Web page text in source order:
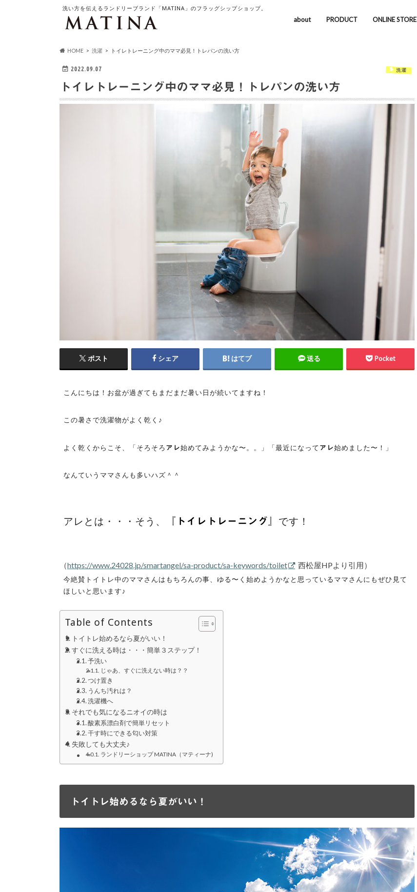
洗い方を伝えるランドリーブランド「MATINA」のフラッグシップショップ。
about PRODUCT ONLINE STORE
HOME 洗濯 トイレトレーニング中のママ必見！トレパンの洗い方
2022.09.07 洗濯
トイレトレーニング中のママ必見！トレパンの洗い方
ポスト シェア はてブ 送る Pocket
こんにちは！お盆が過ぎてもまだまだ暑い日が続いてますね！
この暑さで洗濯物がよく乾く♪
よく乾くからこそ、「そろそろ アレ始めてみようかな〜。。」「最近になって アレ始めました〜！」
なんていうママさんも多いハズ＾＾
アレとは・・・そう、 『トイレトレーニング』 です！
（https://www.24028.jp/smartangel/sa-product/sa-keywords/toilet
西松屋HPより引用）
今絶賛トイトレ中のママさんはもちろんの事、ゆる〜く始めようかなと思っているママさんにもぜひ見て
ほしいと思います♪
Table of Contents
トイトレ始めるなら夏がいい！
すぐに洗える時は・・・簡単３ステップ！
予洗い
じゃあ、すぐに洗えない時は？？
つけ置き
うんち汚れは？
洗濯機へ
それでも気になるニオイの時は
酸素系漂白剤で簡単リセット
干す時にできる匂い対策
失敗しても大丈夫♪
ランドリーショップ MATINA（マティーナ)
トイトレ始めるなら夏がいい！